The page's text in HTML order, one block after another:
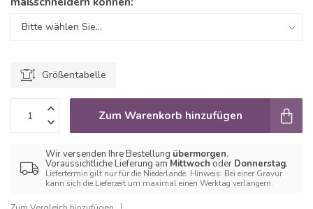
Größentabelle
Zum Warenkorb hinzufügen
Wir versenden Ihre Bestellung übermorgen.
Voraussichtliche Lieferung am Mittwoch oder Donnerstag.
Liefertermin gilt nur für die Niederlande. Hinweis: Bei einer Gravur
kann sich die Lieferzeit um maximal einen Werktag verlängern.